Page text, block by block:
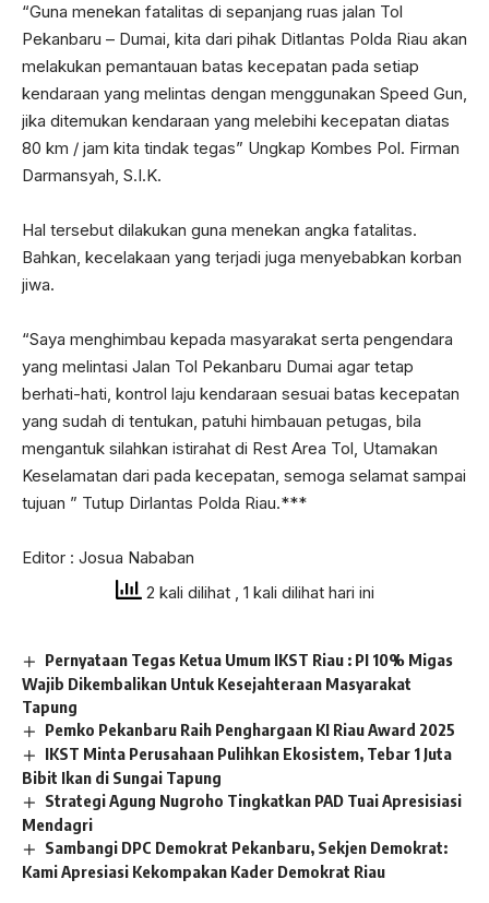
“Guna menekan fatalitas di sepanjang ruas jalan Tol
Pekanbaru – Dumai, kita dari pihak Ditlantas Polda Riau akan
melakukan pemantauan batas kecepatan pada setiap
kendaraan yang melintas dengan menggunakan Speed Gun,
jika ditemukan kendaraan yang melebihi kecepatan diatas
80 km / jam kita tindak tegas” Ungkap Kombes Pol. Firman
Darmansyah, S.I.K.
Hal tersebut dilakukan guna menekan angka fatalitas.
Bahkan, kecelakaan yang terjadi juga menyebabkan korban
jiwa.
“Saya menghimbau kepada masyarakat serta pengendara
yang melintasi Jalan Tol Pekanbaru Dumai agar tetap
berhati-hati, kontrol laju kendaraan sesuai batas kecepatan
yang sudah di tentukan, patuhi himbauan petugas, bila
mengantuk silahkan istirahat di Rest Area Tol, Utamakan
Keselamatan dari pada kecepatan, semoga selamat sampai
tujuan ” Tutup Dirlantas Polda Riau.***
Editor : Josua Nababan
2 kali dilihat
, 1 kali dilihat hari ini
Pernyataan Tegas Ketua Umum IKST Riau : PI 10% Migas
Wajib Dikembalikan Untuk Kesejahteraan Masyarakat
Tapung
Pemko Pekanbaru Raih Penghargaan KI Riau Award 2025
IKST Minta Perusahaan Pulihkan Ekosistem, Tebar 1 Juta
Bibit Ikan di Sungai Tapung
Strategi Agung Nugroho Tingkatkan PAD Tuai Apresisiasi
Mendagri
Sambangi DPC Demokrat Pekanbaru, Sekjen Demokrat:
Kami Apresiasi Kekompakan Kader Demokrat Riau